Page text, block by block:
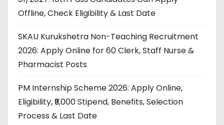
Offline, Check Eligibility & Last Date
SKAU Kurukshetra Non-Teaching Recruitment
2026: Apply Online for 60 Clerk, Staff Nurse &
Pharmacist Posts
PM Internship Scheme 2026: Apply Online,
Eligibility, ₹9,000 Stipend, Benefits, Selection
Process & Last Date